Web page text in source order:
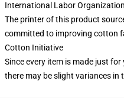
International Labor
The printer of this product
committed to improving cotton
Cotton Initiative
Since every item is made just
there may be slight variances in